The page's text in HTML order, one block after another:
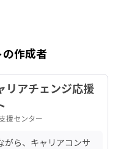
作成者
リアチェンジ応援
援センター
がら、キャリアコンサ